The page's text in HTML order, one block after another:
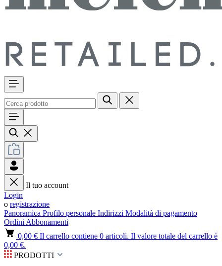
Il tuo account
Login
o registrazione
Panoramica Profilo personale Indirizzi Modalità di pagamento
Ordini Abbonamenti
0,00 € Il carrello contiene 0 articoli. Il valore totale del carrello è
0,00 €.
PRODOTTI